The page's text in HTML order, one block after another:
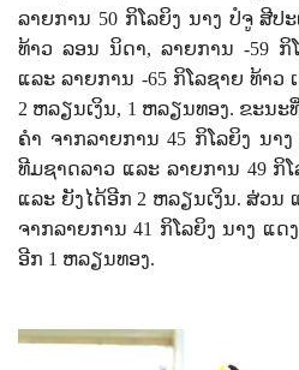
ລາຍການ 50 ກິໂລຍິງ ນາງ ປໍຈູ ສີປະ
ທ້າວ ລອນ ນິດາ, ລາຍການ -59 ກິ
ແລະ ລາຍການ -65 ກິໂລຊາຍ ທ້າວ
2 ຫລຽນເງິນ, 1 ຫລຽນທອງ. ຂະນະ
ຄຳ ຈາກລາຍການ 45 ກິໂລຍິງ ນາງ
ທີມຊາດລາວ ແລະ ລາຍການ 49 ກິ
ແລະ ຍັງໄດ້ອີກ 2 ຫລຽນເງິນ. ສ່ວນ
ຈາກລາຍການ 41 ກິໂລຍິງ ນາງ ແດ
ອີກ 1 ຫລຽນທອງ.